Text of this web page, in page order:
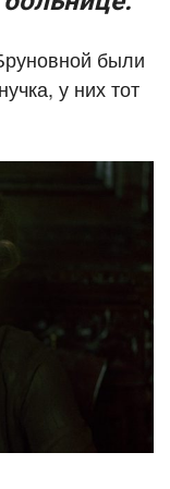
были
у них тот